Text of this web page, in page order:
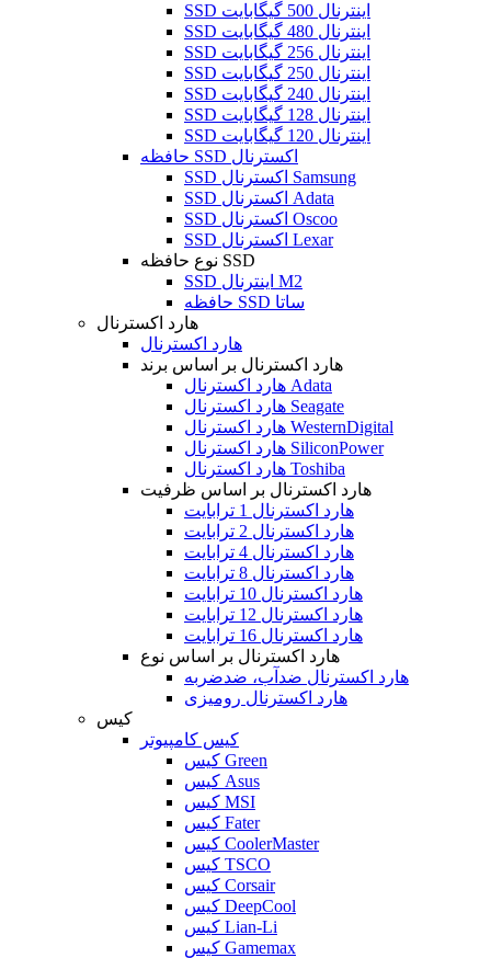
SSD اینترنال 500 گیگابایت
SSD اینترنال 480 گیگابایت
SSD اینترنال 256 گیگابایت
SSD اینترنال 250 گیگابایت
SSD اینترنال 240 گیگابایت
SSD اینترنال 128 گیگابایت
SSD اینترنال 120 گیگابایت
حافظه SSD اکسترنال
SSD اکسترنال Samsung
SSD اکسترنال Adata
SSD اکسترنال Oscoo
SSD اکسترنال Lexar
نوع حافظه SSD
SSD اینترنال M2
حافظه SSD ساتا
هارد اکسترنال
هارد اکسترنال
هارد اکسترنال بر اساس برند
هارد اکسترنال Adata
هارد اکسترنال Seagate
هارد اکسترنال WesternDigital
هارد اکسترنال SiliconPower
هارد اکسترنال Toshiba
هارد اکسترنال بر اساس ظرفیت
هارد اکسترنال 1 ترابایت
هارد اکسترنال 2 ترابایت
هارد اکسترنال 4 ترابایت
هارد اکسترنال 8 ترابایت
هارد اکسترنال 10 ترابایت
هارد اکسترنال 12 ترابایت
هارد اکسترنال 16 ترابایت
هارد اکسترنال بر اساس نوع
هارد اکسترنال ضدآب، ضدضربه
هارد اکسترنال رومیزی
کیس
کیس کامپیوتر
کیس Green
کیس Asus
کیس MSI
کیس Fater
کیس CoolerMaster
کیس TSCO
کیس Corsair
کیس DeepCool
کیس Lian-Li
کیس Gamemax